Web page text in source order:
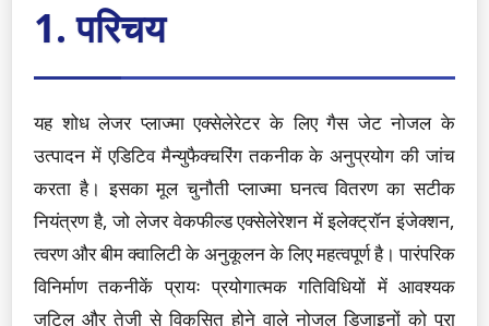
1. परिचय
यह शोध लेजर प्लाज्मा एक्सेलेरेटर के लिए गैस जेट नोजल के
उत्पादन में एडिटिव मैन्युफैक्चरिंग तकनीक के अनुप्रयोग की जांच
करता है। इसका मूल चुनौती प्लाज्मा घनत्व वितरण का सटीक
नियंत्रण है, जो लेजर वेकफील्ड एक्सेलेरेशन में इलेक्ट्रॉन इंजेक्शन,
त्वरण और बीम क्वालिटी के अनुकूलन के लिए महत्वपूर्ण है। पारंपरिक
विनिर्माण तकनीकें प्रायः प्रयोगात्मक गतिविधियों में आवश्यक
जटिल और तेजी से विकसित होने वाले नोजल डिजाइनों को पूरा